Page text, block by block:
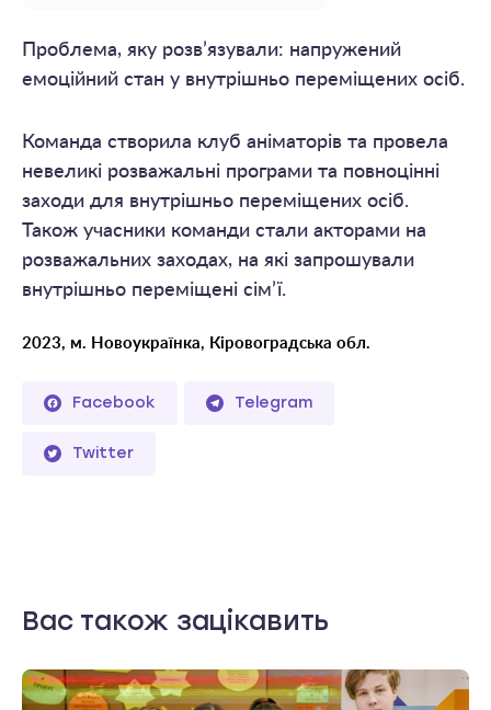
Проблема, яку розв’язували: напружений
емоційний стан у внутрішньо переміщених осіб.
Команда створила клуб аніматорів та провела
невеликі розважальні програми та повноцінні
заходи для внутрішньо переміщених осіб.
Також учасники команди стали акторами на
розважальних заходах, на які запрошували
внутрішньо переміщені сім’ї.
2023, м. Новоукраїнка, Кіровоградська обл.
Facebook Telegram
Twitter
Вас також зацікавить